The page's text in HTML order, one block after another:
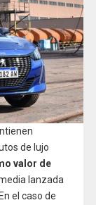
de lujo
valor de
lanzada
el caso de